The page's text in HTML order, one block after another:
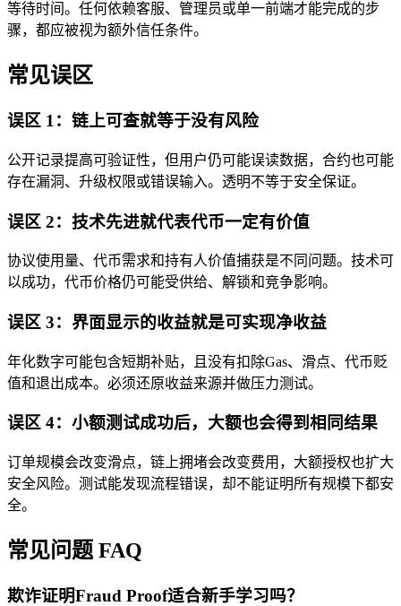
等待时间。任何依赖客服、管理员或单一前端才能完成的步
骤，都应被视为额外信任条件。
常见误区
误区 1：链上可查就等于没有风险
公开记录提高可验证性，但用户仍可能误读数据，合约也可能
存在漏洞、升级权限或错误输入。透明不等于安全保证。
误区 2：技术先进就代表代币一定有价值
协议使用量、代币需求和持有人价值捕获是不同问题。技术可
以成功，代币价格仍可能受供给、解锁和竞争影响。
误区 3：界面显示的收益就是可实现净收益
年化数字可能包含短期补贴，且没有扣除Gas、滑点、代币贬
值和退出成本。必须还原收益来源并做压力测试。
误区 4：小额测试成功后，大额也会得到相同结果
订单规模会改变滑点，链上拥堵会改变费用，大额授权也扩大
安全风险。测试能发现流程错误，却不能证明所有规模下都安
全。
常见问题 FAQ
欺诈证明Fraud Proof适合新手学习吗？